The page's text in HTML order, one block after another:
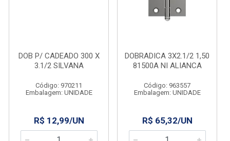
DOB P/ CADEADO 300 X
3.1/2 SILVANA
Código: 970211
Embalagem: UNIDADE
R$ 12,99/UN
DOBRADICA 3X2.1/2 1,50
81500A NI ALIANCA
Código: 963557
Embalagem: UNIDADE
R$ 65,32/UN